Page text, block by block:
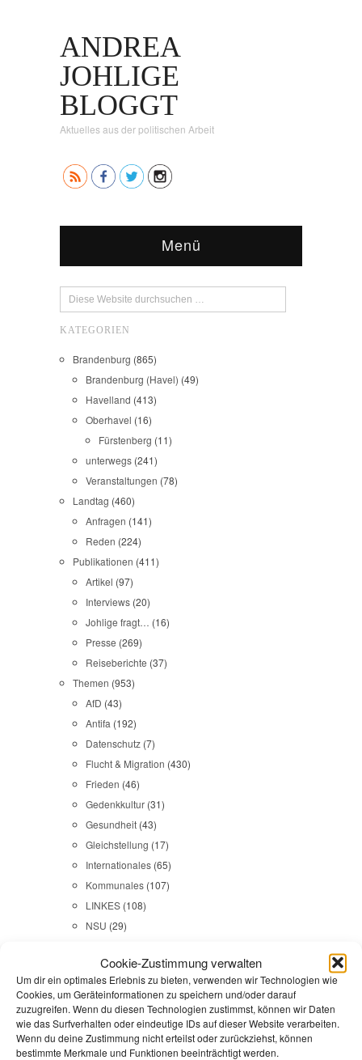
Cookie-Zustimmung verwalten
Um dir ein optimales Erlebnis zu bieten, verwenden wir Technologien wie
Cookies, um Geräteinformationen zu speichern und/oder darauf
zuzugreifen. Wenn du diesen Technologien zustimmst, können wir Daten
wie das Surfverhalten oder eindeutige IDs auf dieser Website verarbeiten.
Wenn du deine Zustimmung nicht erteilst oder zurückziehst, können
bestimmte Merkmale und Funktionen beeinträchtigt werden.
ANDREA
JOHLIGE
BLOGGT
Aktuelles aus der politischen Arbeit
Menü
KATEGORIEN
Brandenburg (865)
Brandenburg (Havel) (49)
Havelland (413)
Oberhavel (16)
Fürstenberg (11)
unterwegs (241)
Veranstaltungen (78)
Landtag (460)
Anfragen (141)
Reden (224)
Publikationen (411)
Artikel (97)
Interviews (20)
Johlige fragt… (16)
Presse (269)
Reiseberichte (37)
Themen (953)
AfD (43)
Antifa (192)
Datenschutz (7)
Flucht & Migration (430)
Frieden (46)
Gedenkkultur (31)
Gesundheit (43)
Gleichstellung (17)
Internationales (65)
Kommunales (107)
LINKES (108)
NSU (29)
Sicherheit(98)
Durchsuchen:Startseite /Bürgermeister
Kommunales,Reden